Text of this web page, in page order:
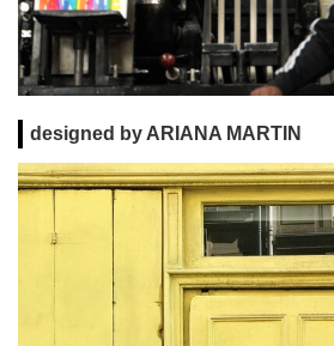
designed by ARIANA MARTIN